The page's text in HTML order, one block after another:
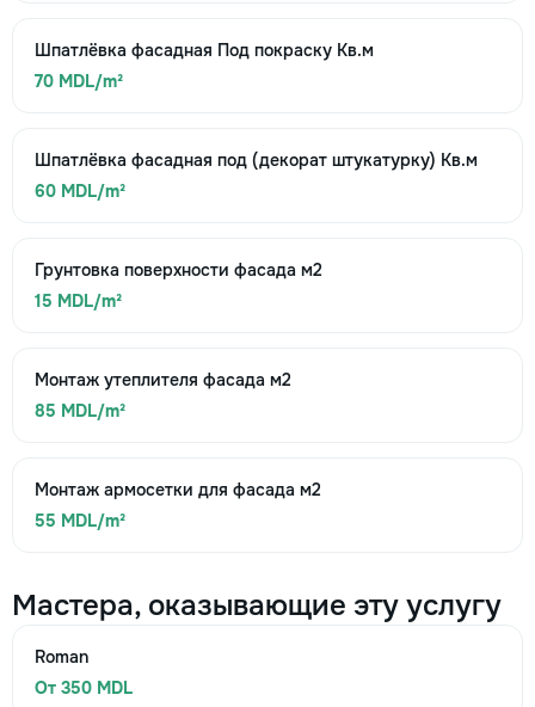
Шпатлёвка фасадная Под покраску Кв.м
70 MDL/m²
Шпатлёвка фасадная под (декорат штукатурку) Кв.м
60 MDL/m²
Грунтовка поверхности фасада м2
15 MDL/m²
Монтаж утеплителя фасада м2
85 MDL/m²
Монтаж армосетки для фасада м2
55 MDL/m²
Мастера, оказывающие эту услугу
Roman
От 350 MDL